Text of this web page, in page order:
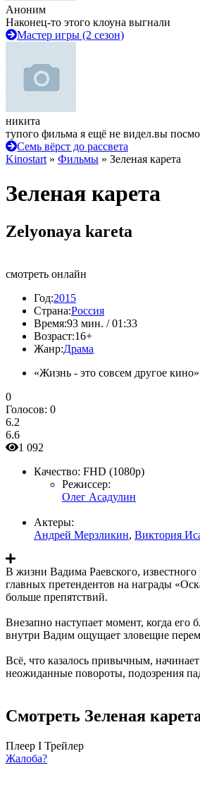
Аноним
Наконец-то этого клоуна выгнали
Мастер игры (2 сезон)
никита
тупого фильма я ещё не видел.вы
Семь вёрст до рассвета
Kinostart » Фильмы » Зеленая карета
Зеленая карета
Zelyonaya kareta
смотреть онлайн
Год:2015
Страна:Россия
Время:93 мин. / 01:33
Возраст:16+
Жанр:Драма
«Жизнь - это совсем другое кино»
0
Голосов: 0
6.2
6.6
1 092
Качество: FHD (1080p)
Режиссер:
Олег Асадулин
Актеры:
Андрей Мерзликин, Виктория
В жизни Вадима Раевского,
главных претендентов на награды
больше препятствий.
Внезапно наступает момент, когда его
внутри Вадим ощущает зловещие
Всё, что казалось привычным,
неожиданные повороты, подозрения
Смотреть Зеленая
Плеер I Трейлер
Жалоба?